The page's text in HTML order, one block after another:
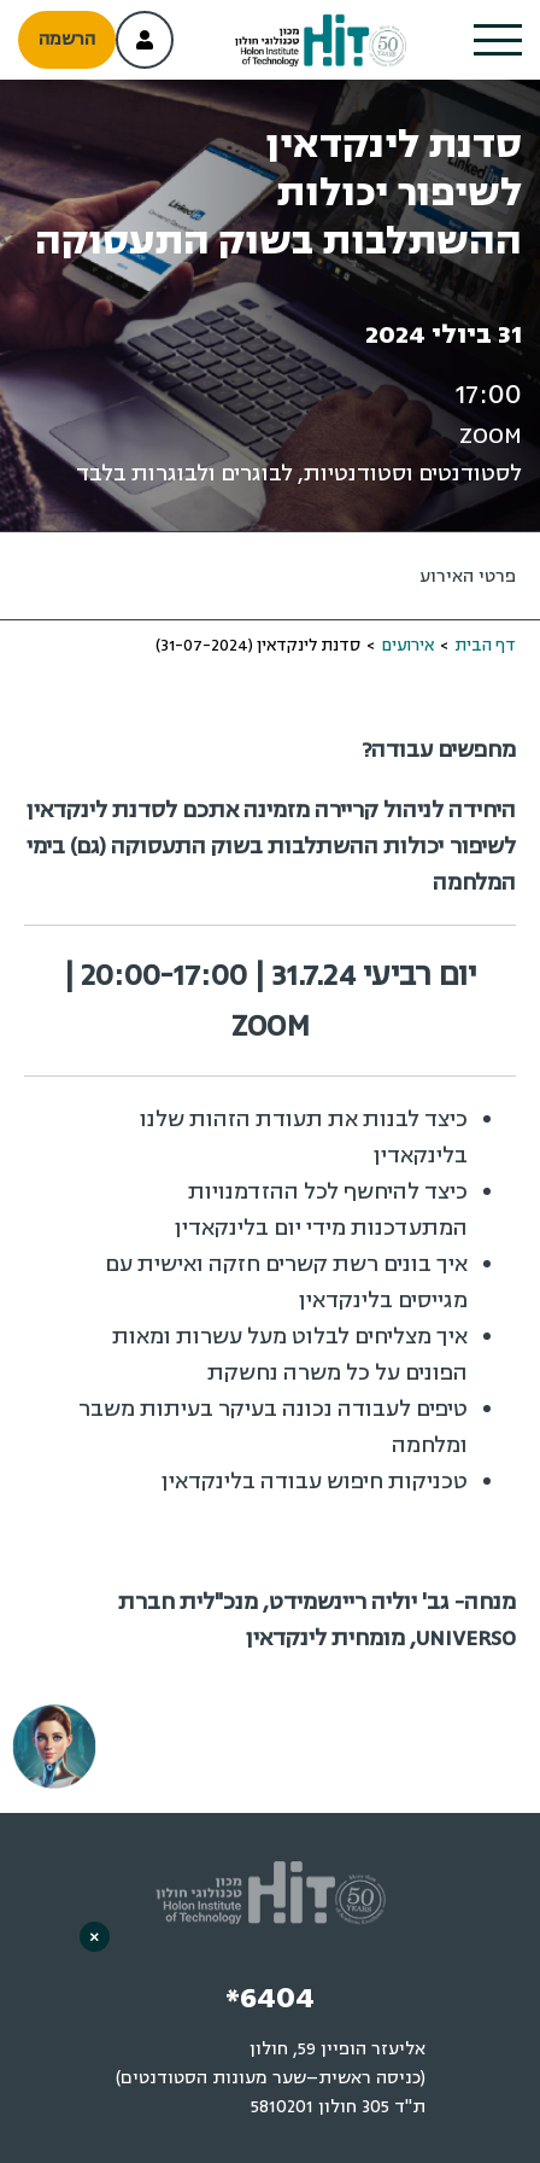
הרשמה
סדנת לינקדאין
לשיפור יכולות
ההשתלבות בשוק התעסוקה
31 ביולי 2024
17:00
ZOOM
לסטודנטים וסטודנטיות, לבוגרים ולבוגרות בלבד
פרטי האירוע
דף הבית > אירועים > סדנת לינקדאין (31-07-2024)
מחפשים עבודה?
היחידה לניהול קריירה מזמינה אתכם לסדנת לינקדאין
לשיפור יכולות ההשתלבות בשוק התעסוקה (גם) בימי
המלחמה
יום רביעי 31.7.24 | 20:00-17:00 |
ZOOM
כיצד לבנות את תעודת הזהות שלנו
בלינקאדין
כיצד להיחשף לכל ההזדמנויות
המתעדכנות מידי יום בלינקאדין
איך בונים רשת קשרים חזקה ואישית עם
מגייסים בלינקדאין
איך מצליחים לבלוט מעל עשרות ומאות
הפונים על כל משרה נחשקת
טיפים לעבודה נכונה בעיקר בעיתות משבר
ומלחמה
טכניקות חיפוש עבודה בלינקדאין
מנחה- גב' יוליה ריינשמידט, מנכ"לית חברת
UNIVERSO, מומחית לינקדאין
*6404
אליעזר הופיין 59, חולון
(כניסה ראשית–שער מעונות הסטודנטים)
ת"ד 305 חולון 5810201
×